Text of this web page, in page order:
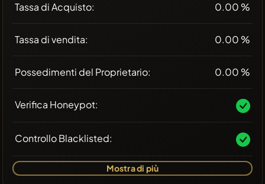
Tassa di Acquisto: 0.00 %
Tassa di vendita: 0.00 %
Possedimenti del Proprietario: 0.00 %
Verifica Honeypot:
Controllo Blacklisted:
Mostra di più